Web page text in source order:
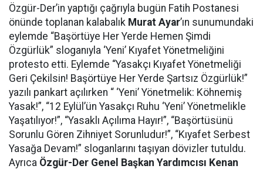
Özgür-Der’in yaptığı çağrıyla bugün Fatih Postanesi
önünde toplanan kalabalık Murat Ayar’ın sunumundaki
eylemde “Başörtüye Her Yerde Hemen Şimdi
Özgürlük” sloganıyla ‘Yeni’ Kıyafet Yönetmeliğini
protesto etti. Eylemde “Yasakçı Kıyafet Yönetmeliği
Geri Çekilsin! Başörtüye Her Yerde Şartsız Özgürlük!”
yazılı pankart açılırken “ ‘Yeni’ Yönetmelik: Köhnemiş
Yasak!”, “12 Eylül’ün Yasakçı Ruhu ‘Yeni’ Yönetmelikle
Yaşatılıyor!”, “Yasaklı Açılıma Hayır!”, “Başörtüsünü
Sorunlu Gören Zihniyet Sorunludur!”, “Kıyafet Serbest
Yasağa Devam!” sloganlarını taşıyan dövizler tutuldu.
Ayrıca Özgür-Der Genel Başkan Yardımcısı Kenan